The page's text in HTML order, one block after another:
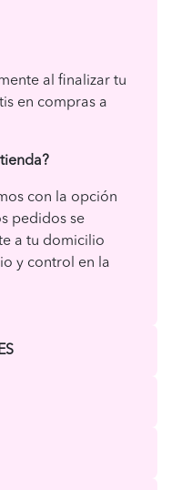
al finalizar tu
en compras a
con la opción
pedidos se
a tu domicilio
y control en la